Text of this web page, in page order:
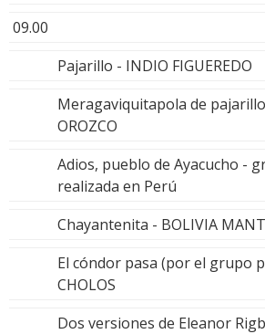
09.00
Pajarillo - INDIO FIGUEREDO
Meragaviquitapola de pajarillo
OROZCO
Adios, pueblo de Ayacucho -
realizada en Perú
Chayantenita - BOLIVIA
El cóndor pasa (por el grupo
CHOLOS
Dos versiones de Eleanor